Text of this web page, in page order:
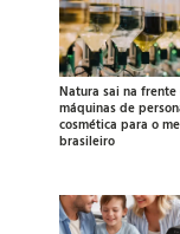
Natura sai na frente
máquinas de
cosmética para o
brasileiro